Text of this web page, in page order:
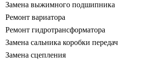
Замена выжимного подшипника
Ремонт вариатора
Ремонт гидротрансформатора
Замена сальника коробки передач
Замена сцепления